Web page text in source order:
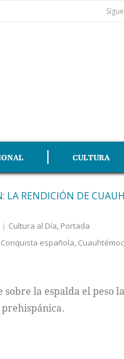
CULTURA
LA RENDICIÓN DE
Cultura al Día, Portada
Conquista española, Cuauhtémoc
la espalda el peso